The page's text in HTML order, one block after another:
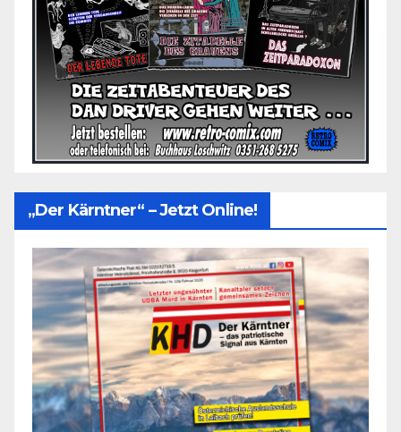
„Der Kärntner“ – Jetzt Online!